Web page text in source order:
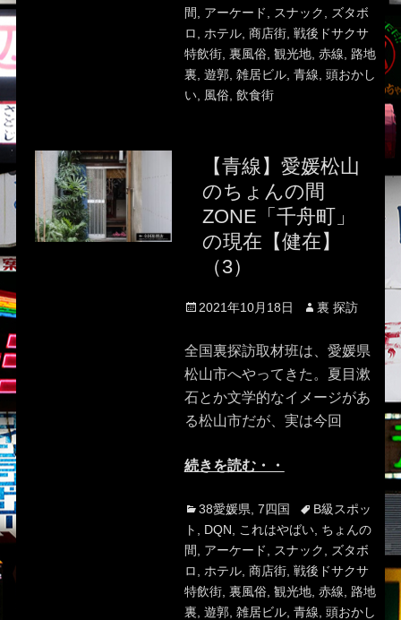
間
アーケード スナック
ズタボ
ロ
ホテル, 商店街, 戦後ドサクサ
特飲街, 裏風俗, 観光地, 赤線
路地
裏 遊郭, 雑居ビル, 青線 頭おかし
い, 風俗, 飲食街
【青線】愛媛松山
のちょんの間
ZONE「千舟町」
の現在【健在】
（3）
Posted
2021年10月18日 Author
裏 探訪
全国裏探訪取材班は、愛媛県
松山市へやってきた。夏目漱
石とか文学的なイメージがあ
る松山市だが、実は今回
続きを読む・・
Categories
38愛媛県 7四国 TagsB級スポッ
ト
DQN これはやばい, ちょんの
間
アーケード スナック
ズタボ
ロ
ホテル, 商店街, 戦後ドサクサ
特飲街, 裏風俗, 観光地, 赤線
路地
裏 遊郭, 雑居ビル, 青線 頭おかし